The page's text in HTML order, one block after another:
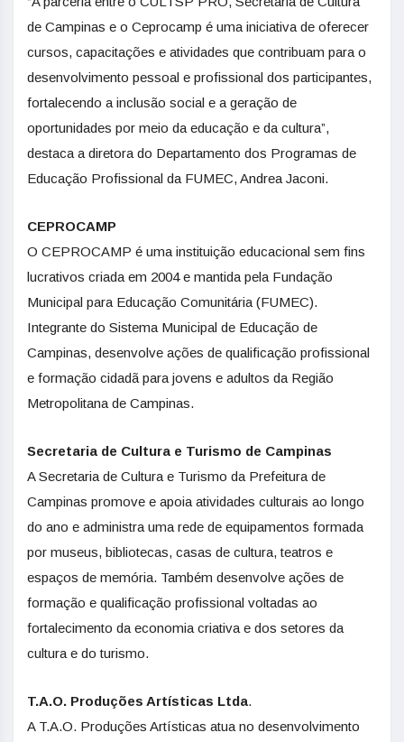
de Campinas e o Ceprocamp é uma iniciativa de oferecer
cursos, capacitações e atividades que contribuam para o
desenvolvimento pessoal e profissional dos participantes,
fortalecendo a inclusão social e a geração de
oportunidades por meio da educação e da cultura”,
destaca a diretora do Departamento dos Programas de
Educação Profissional da FUMEC, Andrea Jaconi.
CEPROCAMP
O CEPROCAMP é uma instituição educacional sem fins
lucrativos criada em 2004 e mantida pela Fundação
Municipal para Educação Comunitária (FUMEC).
Integrante do Sistema Municipal de Educação de
Campinas, desenvolve ações de qualificação profissional
e formação cidadã para jovens e adultos da Região
Metropolitana de Campinas.
Secretaria de Cultura e Turismo de Campinas
A Secretaria de Cultura e Turismo da Prefeitura de
Campinas promove e apoia atividades culturais ao longo
do ano e administra uma rede de equipamentos formada
por museus, bibliotecas, casas de cultura, teatros e
espaços de memória. Também desenvolve ações de
formação e qualificação profissional voltadas ao
fortalecimento da economia criativa e dos setores da
cultura e do turismo.
T.A.O. Produções Artísticas Ltda.
A T.A.O. Produções Artísticas atua no desenvolvimento